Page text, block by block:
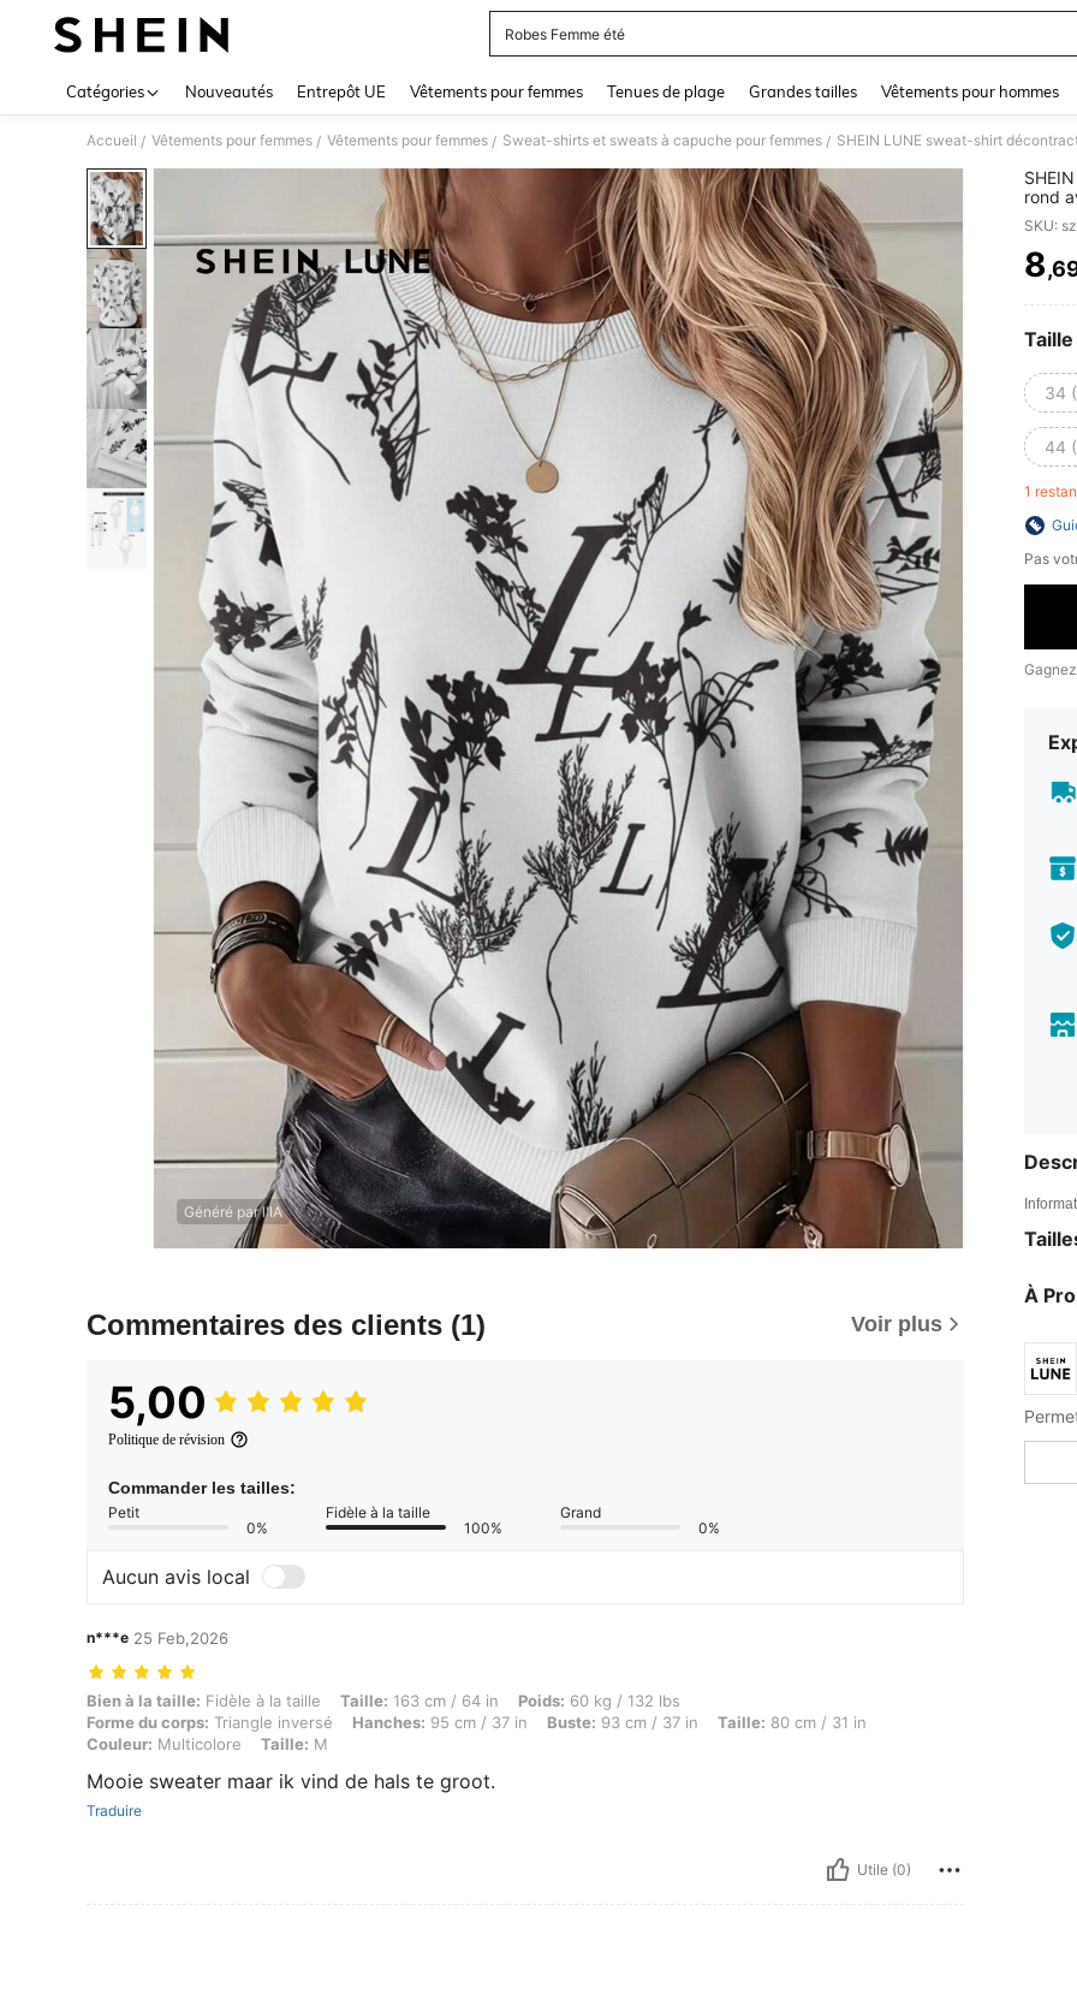
Robes Femme été
Catégories Nouveautés Entrepôt UE Vêtements pour femmes Tenues de plage Grandes tailles Vêtements pour hommes
Accueil / Vêtements pour femmes / Vêtements pour femmes / Sweat-shirts et sweats à capuche pour femmes /
Généré par l'IA
Commentaires des clients (1) Voir plus
5,00
Politique de révision
Commander les tailles:
Petit
0%
Fidèle à la taille
100%
Grand
0%
Aucun avis local
n***e 25 Feb,2026
Bien à la taille: Fidèle à la taille, Taille: 163 cm / 64 in, Poids: 60 kg / 132 lbs, Forme du corps: Triangle inversé, Hanches: 95 cm / 37 in, Buste: 93 cm
Bien à la taille: Fidèle à la taille Taille: 163 cm / 64 in Poids: 60 kg / 132 lbs
Forme du corps: Triangle inversé Hanches: 95 cm / 37 in Buste: 93 cm / 37 in Taille: 80 cm / 31 in
Couleur: Multicolore Taille: M
Mooie sweater maar ik vind de hals te groot.
Traduire
Utile (0)
rond
SKU:
8
Taille
34
44
1
Pas
À